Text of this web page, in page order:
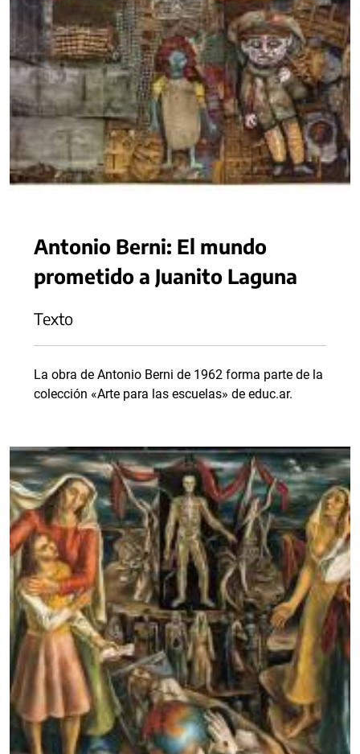
Antonio Berni: El mundo
prometido a Juanito Laguna
Texto
La obra de Antonio Berni de 1962 forma parte de la
colección «Arte para las escuelas» de educ.ar.